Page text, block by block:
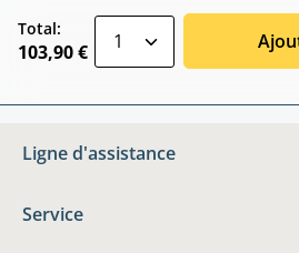
Total:
103,90 €
Ligne d'assistance
Service